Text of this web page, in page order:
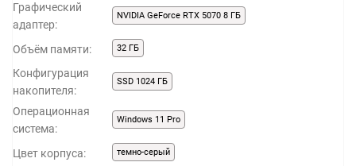
Графический
адаптер:
NVIDIA GeForce RTX 5070 8 ГБ
Объём памяти: 32 ГБ
Конфигурация
накопителя:
SSD 1024 ГБ
Операционная
система:
Windows 11 Pro
Цвет корпуса: темно-серый